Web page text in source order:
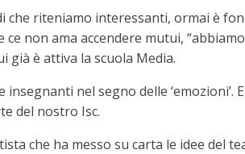
che riteniamo interessanti, ormai è
ce non ama accendere mutui,
già è attiva la scuola Media.
insegnanti nel segno delle
del nostro Isc.
che ha messo su carta le idee del